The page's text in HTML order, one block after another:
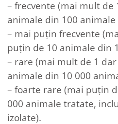
– frecvente (mai mult
animale din 100
– mai puţin frecvente
puţin de 10 animale din
– rare (mai mult de 1
animale din 10 000
– foarte rare (mai puţin
000 animale tratate,
izolate).